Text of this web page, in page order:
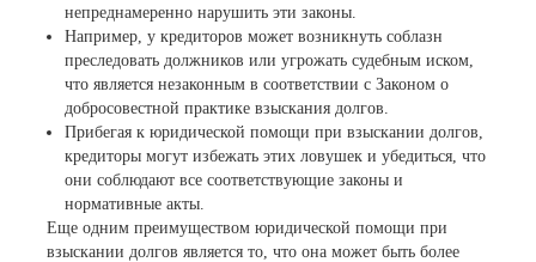
непреднамеренно нарушить эти законы.
Например, у кредиторов может возникнуть соблазн
преследовать должников или угрожать судебным иском,
что является незаконным в соответствии с Законом о
добросовестной практике взыскания долгов.
Прибегая к юридической помощи при взыскании долгов,
кредиторы могут избежать этих ловушек и убедиться, что
они соблюдают все соответствующие законы и
нормативные акты.
Еще одним преимуществом юридической помощи при
взыскании долгов является то, что она может быть более